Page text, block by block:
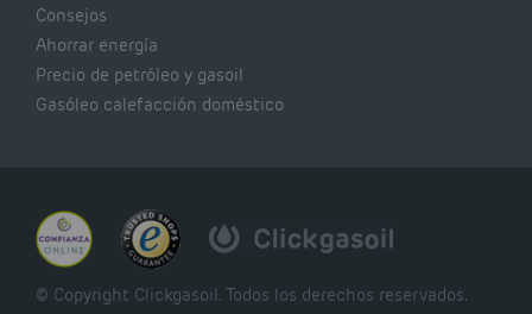
Consejos
Ahorrar energía
Precio de petróleo y gasoil
Gasóleo calefacción doméstico
© Copyright Clickgasoil. Todos los derechos reservados.